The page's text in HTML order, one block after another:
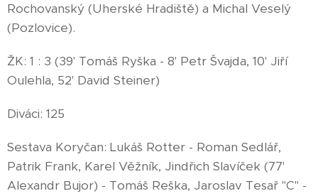
Rochovanský (Uherské Hradiště) a Michal Veselý
(Pozlovice).
ŽK: 1 : 3 (39' Tomáš Ryška - 8' Petr Švajda, 10' Jiří
Oulehla, 52' David Steiner)
Diváci: 125
Sestava Koryčan: Lukáš Rotter - Roman Sedlář,
Patrik Frank, Karel Věžník, Jindřich Slavíček (77'
Alexandr Bujor) - Tomáš Reška, Jaroslav Tesař "C" -